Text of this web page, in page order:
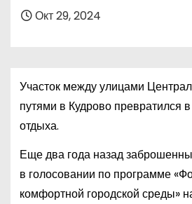
Окт 29, 2024
Участок между улицами
путями в Кудрово превратился
отдыха.
Еще два года назад
в голосовании по программе
комфортной городской среды»